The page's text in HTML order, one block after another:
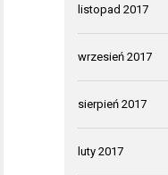
listopad 2017
wrzesień 2017
sierpień 2017
luty 2017